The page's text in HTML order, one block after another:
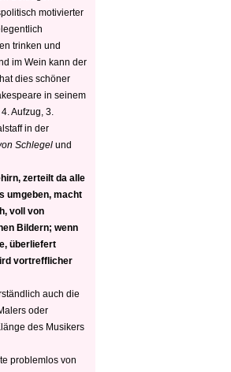
motivierter
trinken und
im Wein kann der
dies schöner
in seinem
Aufzug, 3.
in der
Schlegel und
zerteilt da alle
umgeben, macht
voll von
Bildern; wenn
überliefert
vortrefflicher
auch die
oder
des Musikers
problemlos von